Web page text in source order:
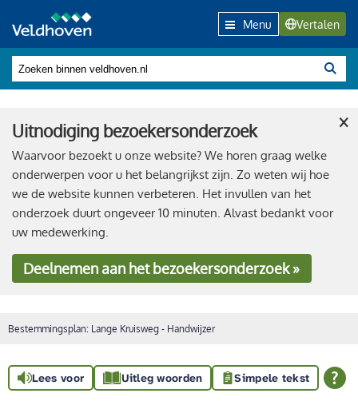
Menu Vertalen
Uitnodiging bezoekersonderzoek
Waarvoor bezoekt u onze website? We horen graag welke
onderwerpen voor u het belangrijkst zijn. Zo weten wij hoe
we de website kunnen verbeteren. Het invullen van het
onderzoek duurt ongeveer 10 minuten. Alvast bedankt voor
uw medewerking.
Deelnemenaan het bezoekersonderzoek »
×
Bestemmingsplan: Lange Kruisweg - Handwijzer
Lees voor Uitleg woorden Simpele tekst